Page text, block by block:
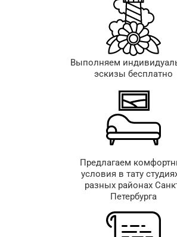
Выполняем
эскизы бесплатно
Предлагаем
условия в тату
разных районах
Петербурга